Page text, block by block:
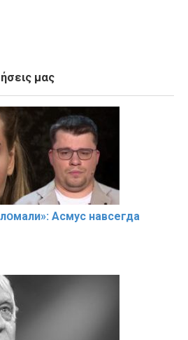
μας
Асмус навсегда